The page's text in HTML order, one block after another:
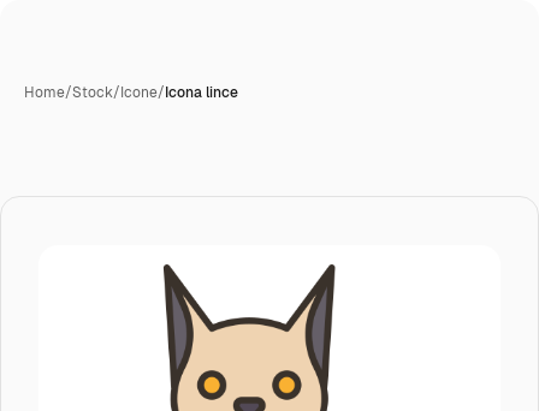
Home/Stock/Icone/Icona lince